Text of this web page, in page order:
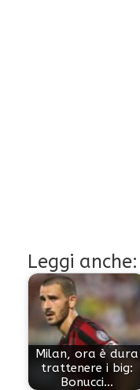
Leggi anche:
Milan, ora è dura
trattenere i big:
Bonucci…